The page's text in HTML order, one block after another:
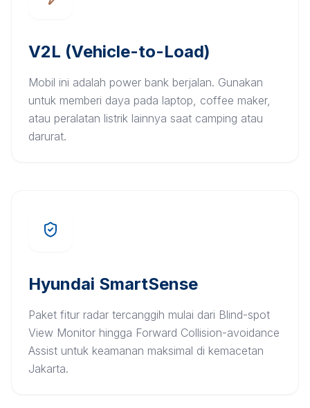
V2L (Vehicle-to-Load)
Mobil ini adalah power bank berjalan. Gunakan
untuk memberi daya pada laptop, coffee maker,
atau peralatan listrik lainnya saat camping atau
darurat.
Hyundai SmartSense
Paket fitur radar tercanggih mulai dari Blind-spot
View Monitor hingga Forward Collision-avoidance
Assist untuk keamanan maksimal di kemacetan
Jakarta.